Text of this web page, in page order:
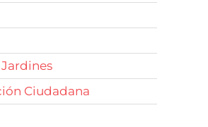
Ciudadana